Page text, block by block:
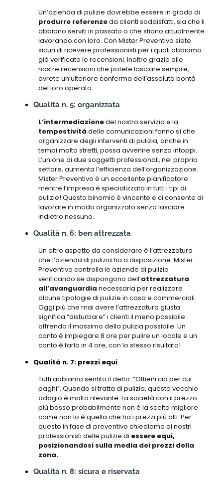
Un’azienda di pulizie dovrebbe essere in grado di
produrre referenzeda clienti soddisfatti, sia che li
abbiano serviti in passato o che stiano attualmente
lavorando con loro. Con Mister Preventivo siete
sicuri di ricevere professionisti per i quali abbiamo
già verificato le recensioni. Inoltre grazie alle
nostre recensioni che potete lasciare sempre,
avrete un’ulteriore conferma dell’assoluta bontà
del loro operato.
Qualità n. 5: organizzata
L’intermediazionedel nostro servizio e la
tempestività delle comunicazioni fanno sì che
organizzare degli interventi di pulizia, anche in
tempi molto stretti, possa avvenire senza intoppi.
L’unione di due soggetti professionali, nel proprio
settore, aumenta l’efficienza dell’organizzazione.
Mister Preventivo è un eccellente pianificatore
mentre l’impresa è specializzata in tutti i tipi di
pulizie! Questo binomio è vincente e ci consente di
lavorare in modo organizzato senza lasciare
indietro nessuno.
Qualità n. 6: ben attrezzata
Un altro aspetto da considerare è l’attrezzatura
che l’azienda di pulizia ha a disposizione. Mister
Preventivo controlla le aziende di pulizia
verificando se dispongono dell’attrezzatura
all’avanguardia necessaria per realizzare
alcune tipologie di pulizie in casa e commerciali.
Oggi più che mai avere l’attrezzatura giusta
significa “disturbare” i clienti il meno possibile
offrendo il massimo della pulizia possibile. Un
conto è impiegare 8 ore per pulire un locale e un
conto è farlo in 4 ore, con lo stesso risultato!
Qualità n. 7: prezzi equi
Tutti abbiamo sentito il detto: “Ottieni ciò per cui
paghi”. Quando si tratta di pulizia, questo vecchio
adagio è molto rilevante. La società con il prezzo
più basso probabilmente non è la scelta migliore
come non lo è quella che ha i prezzi più alti. Per
questo in fase di preventivo chiediamo ai nostri
professionisti delle pulizie di essere equi,
posizionandosi sulla media dei prezzi della
zona.
Qualità n. 8: sicura e riservata